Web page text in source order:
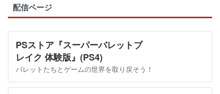
配信ページ
PSストア『スーパーバレットブ
レイク 体験版』(PS4)
バレットたちとゲームの世界を取り戻そう！